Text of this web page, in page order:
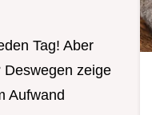
Tag! Aber
zeige
Aufwand